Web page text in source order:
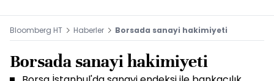
Bloomberg HT Haberler Borsada sanayi hakimiyeti
Borsada sanayi hakimiyeti